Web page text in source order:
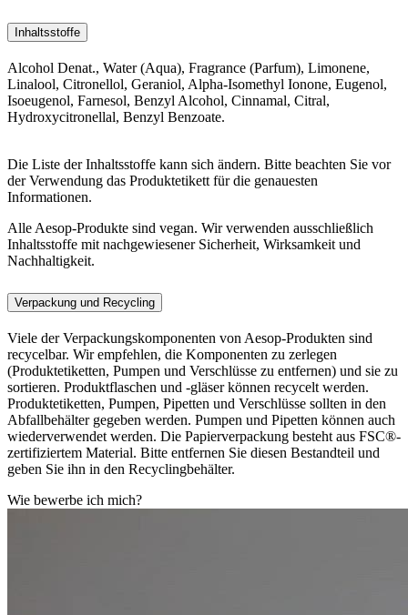
Inhaltsstoffe
Alcohol Denat., Water (Aqua), Fragrance (Parfum), Limonene,
Linalool, Citronellol, Geraniol, Alpha-Isomethyl Ionone, Eugenol,
Isoeugenol, Farnesol, Benzyl Alcohol, Cinnamal, Citral,
Hydroxycitronellal, Benzyl Benzoate.
Die Liste der Inhaltsstoffe kann sich ändern. Bitte beachten Sie vor
der Verwendung das Produktetikett für die genauesten
Informationen.
Alle Aesop-Produkte sind vegan. Wir verwenden ausschließlich
Inhaltsstoffe mit nachgewiesener Sicherheit, Wirksamkeit und
Nachhaltigkeit.
Verpackung und Recycling
Viele der Verpackungskomponenten von Aesop-Produkten sind
recycelbar. Wir empfehlen, die Komponenten zu zerlegen
(Produktetiketten, Pumpen und Verschlüsse zu entfernen) und sie zu
sortieren. Produktflaschen und -gläser können recycelt werden.
Produktetiketten, Pumpen, Pipetten und Verschlüsse sollten in den
Abfallbehälter gegeben werden. Pumpen und Pipetten können auch
wiederverwendet werden. Die Papierverpackung besteht aus FSC®-
zertifiziertem Material. Bitte entfernen Sie diesen Bestandteil und
geben Sie ihn in den Recyclingbehälter.
Wie bewerbe ich mich?